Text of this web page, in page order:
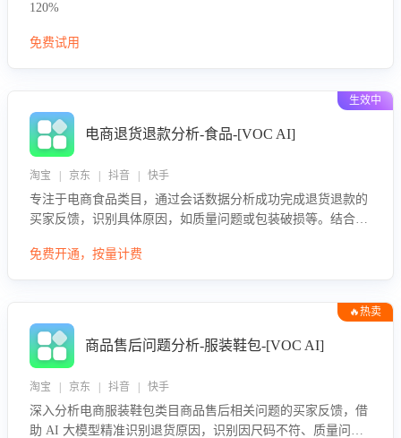
120%
免费试用
生效中
电商退货退款分析-食品-[VOC AI]
淘宝 | 京东 | 抖音 | 快手
专注于电商食品类目，通过会话数据分析成功完成退货退款的
买家反馈，识别具体原因，如质量问题或包装破损等。结合AI
低退款率，提升售后效率。
免费开通，按量计费
🔥热卖
商品售后问题分析-服装鞋包-[VOC AI]
淘宝 | 京东 | 抖音 | 快手
深入分析电商服装鞋包类目商品售后相关问题的买家反馈，借
助 AI 大模型精准识别退货原因，识别因尺码不符、质量问题